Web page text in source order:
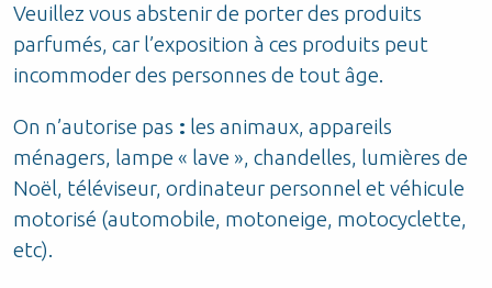
Veuillez vous abstenir de porter des produits
parfumés, car l’exposition à ces produits peut
incommoder des personnes de tout âge.
On n’autorise pas : les animaux, appareils
ménagers, lampe « lave », chandelles, lumières de
Noël, téléviseur, ordinateur personnel et véhicule
motorisé (automobile, motoneige, motocyclette,
etc).